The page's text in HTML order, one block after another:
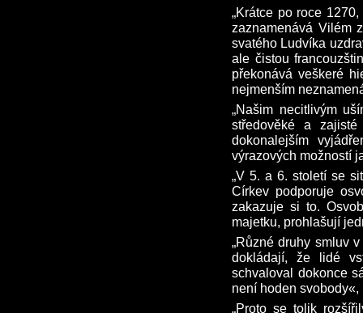
„Krátce po roce
zaznamenává Vilém
svatého Ludvíka
ale čistou
překonává veškeré
nejmenším
„Našim necitlivým
středověké a
dokonalejším
výrazových možností
„V 5. a 6. století se
Církev podporuje
zakazuje si to.
majetku, prohlašují
„Různé druhy smluv
dokládají, že lidé
schvaloval dokonce
není hoden
„Proto se tolik